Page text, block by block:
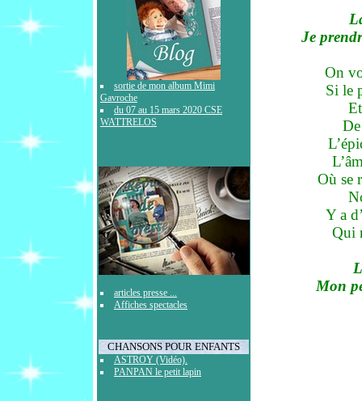
sortie de mon album Mimi
Gavroche
du 07 au 15 mars 2020 CSE
WATTRELOS
articles presse ...
Affiches spectacles
CHANSONS POUR ENFANTS
ASTROY (Vidéo).
PANPAN le petit lapin
Je
On
Si le
Où se
Y a
Qui
Mon